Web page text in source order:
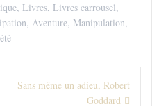
, Livres, Livres carrousel,
, Aventure, Manipulation,
Sans même un adieu, Robert
Goddard